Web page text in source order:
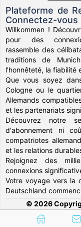
Plateforme de
Connectez-vous
Willkommen !
pour des
rassemble des
traditions de
l'honnêteté, la fiabilité
Que vous soyez
Cologne ou le
Allemands
et les partenariats
Découvrez notre
d'abonnement ni
compatriotes
et les relations
Rejoignez des
connexions
Votre voyage vers la
Deutschland
© 2026